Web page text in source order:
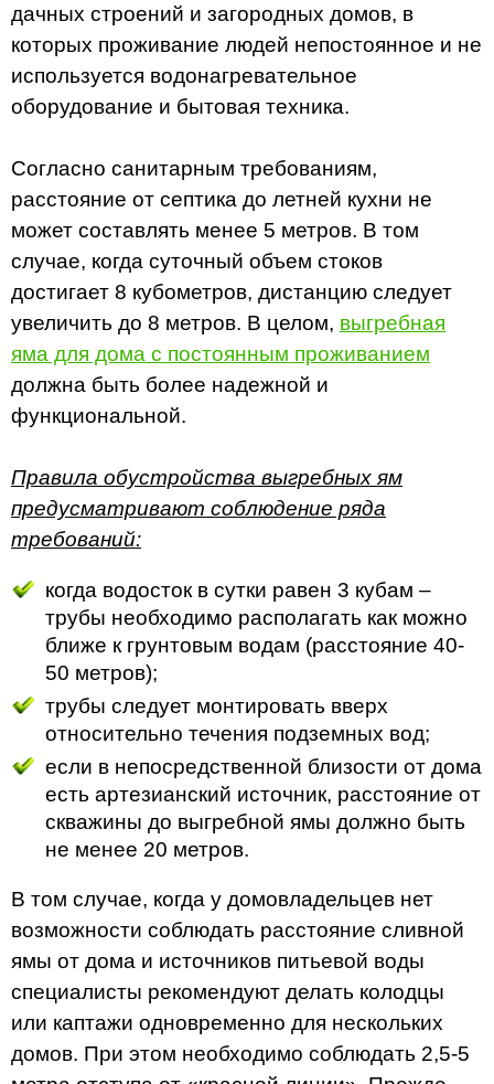
дачных строений и загородных домов, в
которых проживание людей непостоянное и не
используется водонагревательное
оборудование и бытовая техника.
Согласно санитарным требованиям,
расстояние от септика до летней кухни не
может составлять менее 5 метров. В том
случае, когда суточный объем стоков
достигает 8 кубометров, дистанцию следует
увеличить до 8 метров. В целом, выгребная
яма для дома с постоянным проживанием
должна быть более надежной и
функциональной.
Правила обустройства выгребных ям
предусматривают соблюдение ряда
требований:
когда водосток в сутки равен 3 кубам –
трубы необходимо располагать как можно
ближе к грунтовым водам (расстояние 40-
50 метров);
трубы следует монтировать вверх
относительно течения подземных вод;
если в непосредственной близости от дома
есть артезианский источник, расстояние от
скважины до выгребной ямы должно быть
не менее 20 метров.
В том случае, когда у домовладельцев нет
возможности соблюдать расстояние сливной
ямы от дома и источников питьевой воды
специалисты рекомендуют делать колодцы
или каптажи одновременно для нескольких
домов. При этом необходимо соблюдать 2,5-5